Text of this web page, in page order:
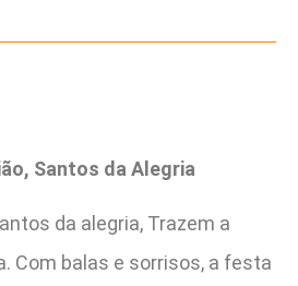
Santos da Alegria
da alegria, Trazem a
Com balas e sorrisos, a festa